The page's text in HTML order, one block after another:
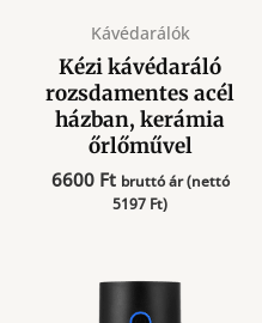
Kávédarálók
Kézi kávédaráló
rozsdamentes acél
házban, kerámia
őrlőművel
6600 Ft bruttó ár (nettó
5197 Ft)